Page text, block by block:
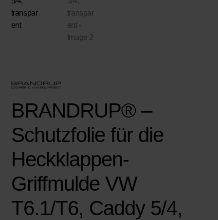
BRANDRUP® –
Schutzfolie für die
Heckklappen-
Griffmulde VW
T6.1/T6, Caddy 5/4,